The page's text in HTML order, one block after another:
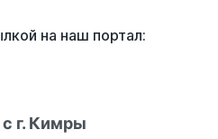
на наш портал:
г. Кимры